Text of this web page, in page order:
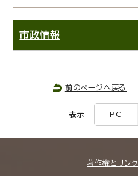
市政情報
前のページへ戻る
表示 PC
著作権とリンク